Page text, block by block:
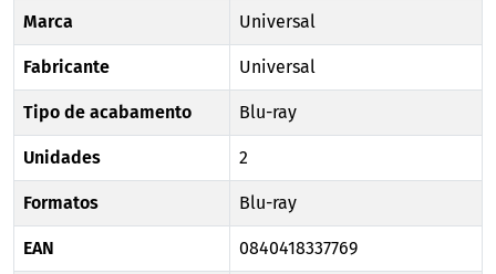
Marca Universal
Fabricante Universal
Tipo de acabamento Blu-ray
Unidades 2
Formatos Blu-ray
EAN 0840418337769